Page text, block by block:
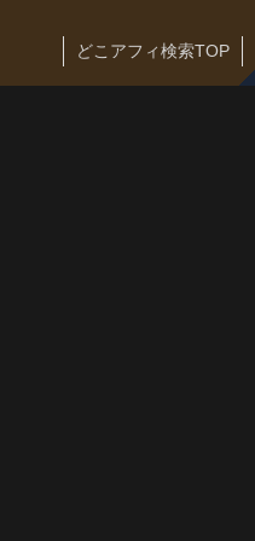
どこアフィ検索TOP